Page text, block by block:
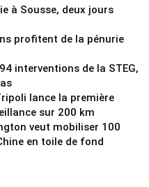
à Sousse, deux jours
profitent de la pénurie
interventions de la STEG,
lance la première
sur 200 km
veut mobiliser 100
en toile de fond